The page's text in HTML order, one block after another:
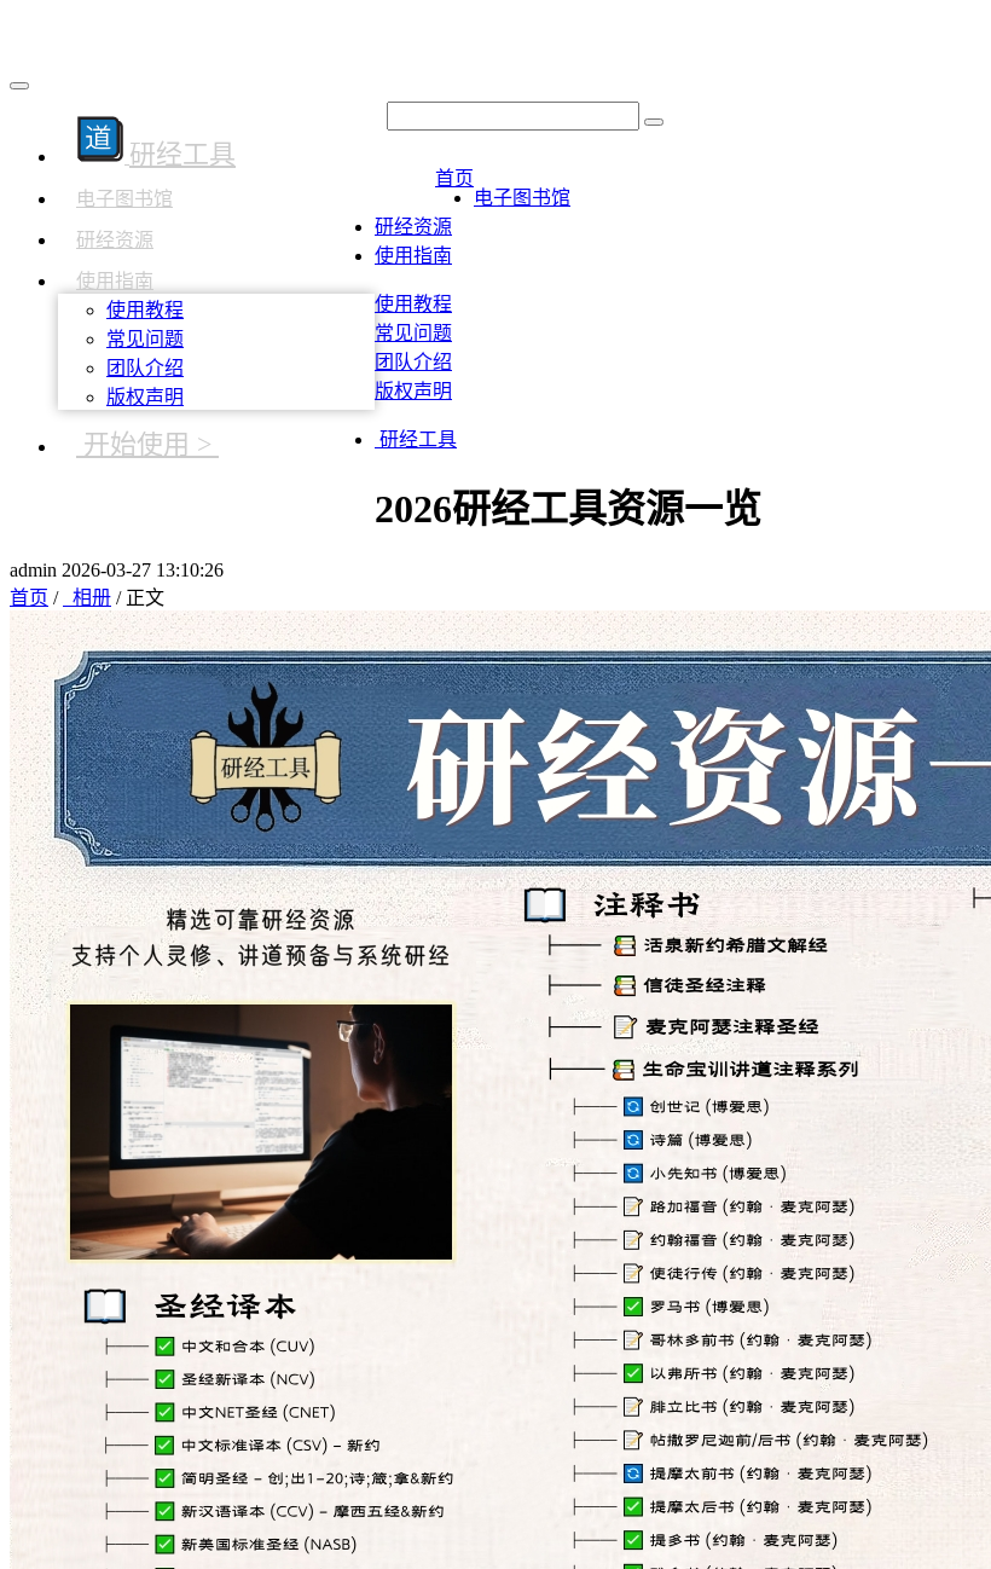
研经工具
电子图书馆
研经资源
使用指南
使用教程
常见问题
团队介绍
版权声明
开始使用 >
首页
电子图书馆
研经资源
使用指南
使用教程
常见问题
团队介绍
版权声明
研经工具
2026研经工具资源一览
admin 2026-03-27 13:10:26
首页 / 相册 / 正文